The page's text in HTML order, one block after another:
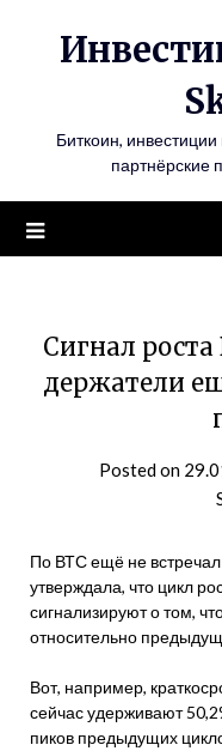
Биткоин,
партнёрские
Сигнал
держатели
Posted on
По ВТС ещё не
утверждала, что цикл
сигнализируют о том,
относительно
Вот, например,
сейчас удерживают
пиков предыдущих